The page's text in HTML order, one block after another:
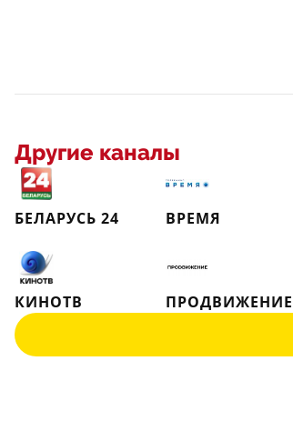
Другие каналы
БЕЛАРУСЬ 24 ВРЕМЯ
КИНОТВ
ПРОДВИЖЕНИЕ